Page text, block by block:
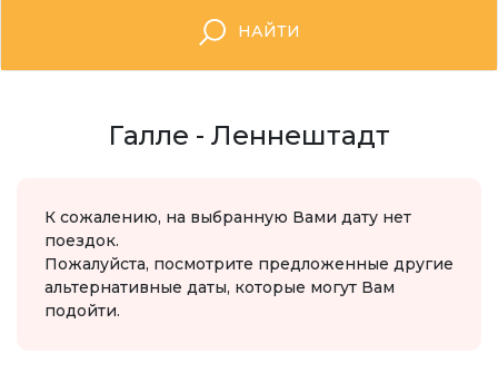
НАЙТИ
Галле - Леннештадт
К сожалению, на выбранную Вами дату нет
поездок.
Пожалуйста, посмотрите предложенные другие
альтернативные даты, которые могут Вам
подойти.